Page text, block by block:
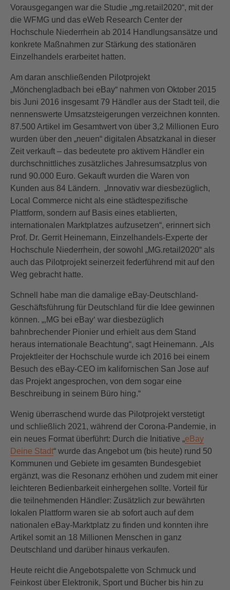
Vorausgegangen war die Studie „mg.retail2020“, mit der
die WFMG und das eWeb Research Center der
Hochschule Niederrhein ab 2014 Handlungsansätze und
konkrete Maßnahmen zur Stärkung des stationären
Einzelhandels erarbeitet hatten.
Am daran anschließenden Pilotprojekt
„Mönchengladbach bei eBay“ nahmen von Oktober 2015
bis Juni 2016 insgesamt 79 Händler aus der Stadt teil, die
nennenswerte Umsatzsteigerungen verzeichnen konnten.
87.500 Artikel im Gesamtwert von über 3,2 Millionen Euro
wurden über den „neuen“ digitalen Absatzkanal in dieser
Zeit verkauft – das bedeutete pro aktivem Händler ein
durchschnittliches zusätzliches Jahresumsatzplus von
rund 90.000 Euro. Gekauft wurden die Waren von
Kunden aus 84 Ländern. „Innovativ war diesbezüglich,
Local Commerce nicht als eine städtespezifische
Plattform, sondern auf Basis eines etablierten,
internationalen Marktplatzes aufzusetzen“, erinnert sich
Prof. Dr. Gerrit Heinemann, Einzelhandels-Experte der
Hochschule Niederrhein, der sowohl „MG.retail2020“ als
auch das Pilotprojekt seinerzeit federführend mit auf den
Weg gebracht hatte.
Schnell habe man die damalige eBay-Deutschland-
Geschäftsführung für Deutschland für die Idee gewinnen
können. „,MG bei eBay‘ war diesbezüglich
bahnbrechender Pionier und erhielt aus dem Stand
heraus internationale Beachtung“, sagt Heinemann. „Als
Projektleiter der Hochschule wurde ich 2016 bei einem
Besuch des eBay-CEO im kalifornischen San Jose auf
das Projekt angesprochen, von dem sogar eine
Beschreibung in seinem Büro hing.“
Wenig überraschend wurde das Pilotprojekt verstetigt
und schließlich 2021, während der Corona-Pandemie, in
ein neues Format überführt: Durch die Initiative „eBay
Deine Stadt“ wurde das Angebot um (bis heute) rund 50
Kommunen und Gebiete im gesamten Bundesgebiet
ergänzt, was die Resonanz erhöhen und zudem mit einer
leichteren Bedienbarkeit einhergehen sollte. Vorteil für
die teilnehmenden Händler: Zusätzlich zur bewährten
lokalen Plattform waren sie ab sofort auch auf dem
nationalen eBay-Marktplatz zu finden und konnten ihre
Artikel somit an 18 Millionen Menschen in ganz
Deutschland und darüber hinaus verkaufen.
Heute reicht die Angebotspalette von Schmuck und
Feinkost über Elektronik, Sport und Bücher bis hin zu